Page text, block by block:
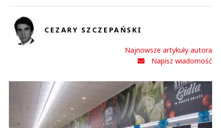
CEZARY SZCZEPAŃSKI
Najnowsze artykuły autora
Napisz wiadomość